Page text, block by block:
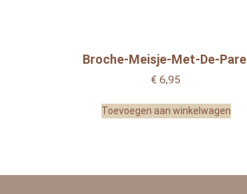
Broche-Meisje-Met-De-Parel
€ 6,95
Toevoegen aan winkelwagen